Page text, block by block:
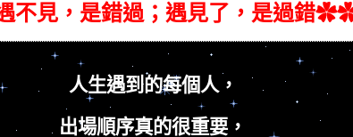
不見，是錯過；遇見了，是過錯
人生遇到的每個人，
出場順序真的很重要，